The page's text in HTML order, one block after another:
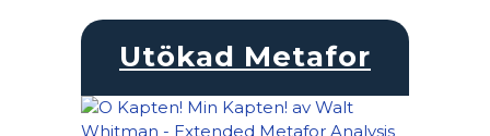
Utökad Metafor